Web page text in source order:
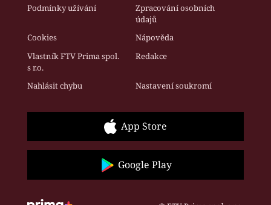
Podmínky užívání
Zpracování osobních
údajů
Cookies
Nápověda
Vlastník FTV Prima spol.
s r.o.
Redakce
Nahlásit chybu Nastavení soukromí
App Store
Google Play